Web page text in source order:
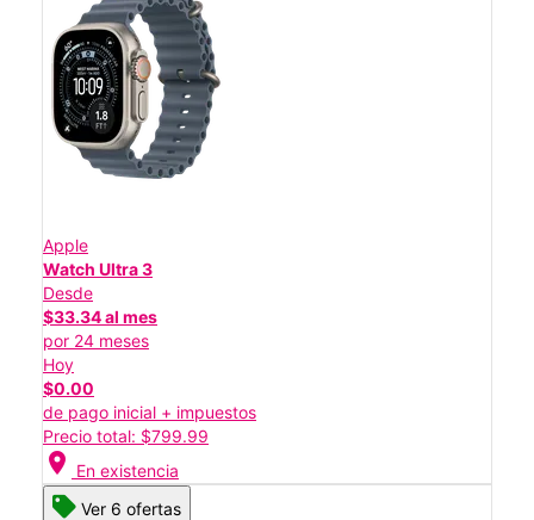
Apple
Watch Ultra 3
Desde
$33.34 al mes
por 24 meses
Hoy
$0.00
de pago inicial + impuestos
Precio total: $799.99
location_on En existencia
Ver 6 ofertas